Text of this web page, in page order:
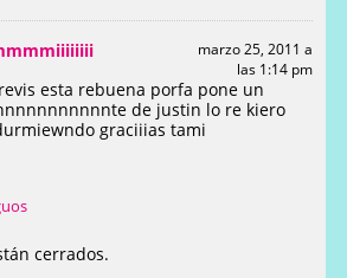
marzo 25, 2011 a
las 1:14 pm
esta rebuena porfa pone un
de justin lo re kiero
graciiias tami
cerrados.